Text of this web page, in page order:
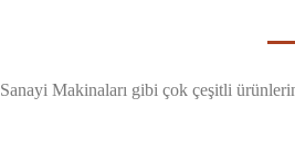
Sanayi Makinaları gibi çok çeşitli ürünlerin